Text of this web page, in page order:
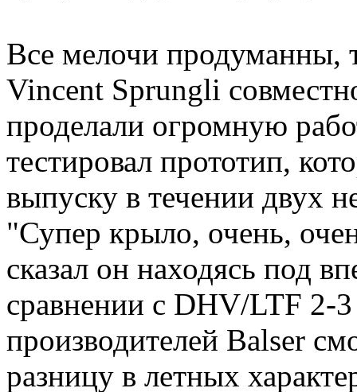
Все мелочи продуманны,
Vincent Sprungli
проделали огромную
тестировал прототип,
выпуску в течении двух
"Супер крыло, очень,
сказал он находясь под
сравнении с DHV/LTF 2-
производителей Balser
разницу в летных